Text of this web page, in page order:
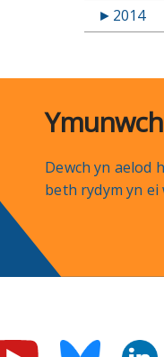
► 2014
Dewch yn aelod
beth rydym yn ei